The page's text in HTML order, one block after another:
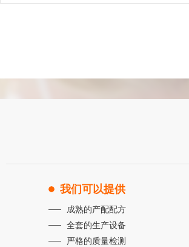
我们可以提供
成熟的产配配方
全套的生产设备
严格的质量检测